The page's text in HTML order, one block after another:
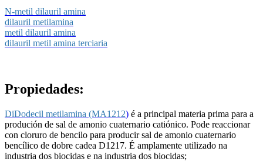
N-metil dilauril amina
dilauril metilamina
metil dilauril amina
dilauril metil amina terciaria
Propiedades:
DiDodecil metilamina (MA1212) é a principal materia prima para a
produción de sal de amonio cuaternario catiónico. Pode reaccionar
con cloruro de bencilo para producir sal de amonio cuaternario
bencílico de dobre cadea D1217. É amplamente utilizado na
industria dos biocidas e na industria dos biocidas;